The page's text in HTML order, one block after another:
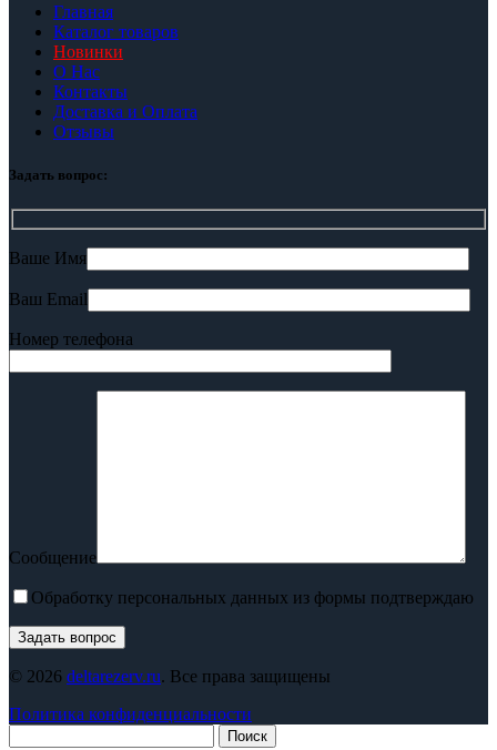
Главная
Каталог товаров
Новинки
О Нас
Контакты
Доставка и Оплата
Отзывы
Задать вопрос:
Ваше Имя
Ваш Email
Номер телефона
Сообщение
Обработку персональных данных из формы подтверждаю
© 2026 deltarezerv.ru. Все права защищены
Политика конфиденциальности
Поиск